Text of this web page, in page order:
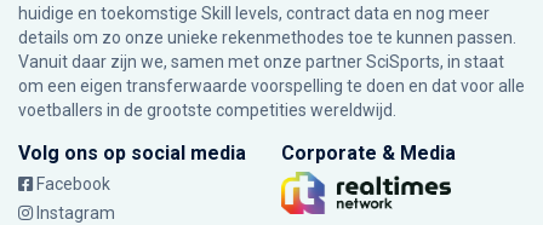
huidige en toekomstige Skill levels, contract data en nog meer
details om zo onze unieke rekenmethodes toe te kunnen passen.
Vanuit daar zijn we, samen met onze partner SciSports, in staat
om een eigen transferwaarde voorspelling te doen en dat voor alle
voetballers in de grootste competities wereldwijd.
Volg ons op social media
Facebook
Instagram
Corporate & Media